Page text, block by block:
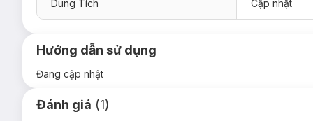
Dung Tích Cập nhật
Hướng dẫn sử dụng
Đang cập nhật
Đánh giá (1)